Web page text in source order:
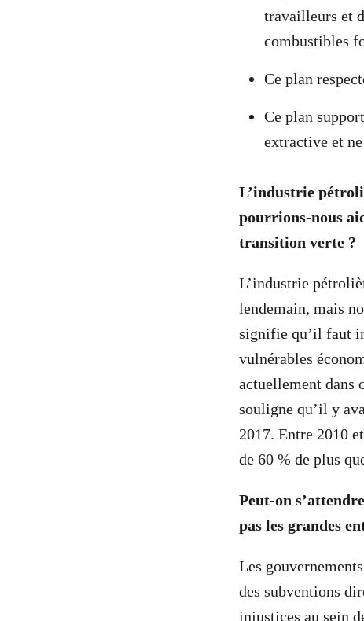
travailleurs et
combustibles
Ce plan
Ce plan
extractive et
L’industrie
pourrions-nous
transition verte ?
L’industrie
lendemain, mais
signifie qu’il faut
vulnérables
actuellement dans
souligne qu’il y
2017. Entre 2010
de 60 % de plus
Peut-on
pas les grandes
Les
des subventions
injustices au sein